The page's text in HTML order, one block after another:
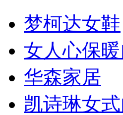
梦柯达女鞋
女人心保
华森家居
凯诗琳女